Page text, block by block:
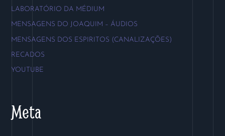
LABORATÓRIO DA MÉDIUM
MENSAGENS DO JOAQUIM – ÁUDIOS
MENSAGENS DOS ESPIRITOS (CANALIZAÇÕES)
RECADOS
YOUTUBE
Meta